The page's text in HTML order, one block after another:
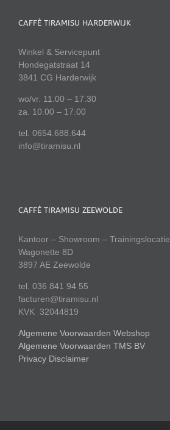
CAFFÈ TIRAMISU HARDERWIJK
Winkel & Servicepunt
Hondegatstraat 14
3841 CG Harderwijk
wo/vr. 11.00 – 17.30
za. 10.00 – 17.00
tel. 0654.688.644
info@tiramisu.nl
CAFFÈ TIRAMISU ZEEWOLDE
Kantoor – Showroom – Trainingslocatie
Wagonette 8D
3897 AE Zeewolde
tel. 036 841 94 55
facturen@tiramisu.nl
KVK 32044819
Algemene Voorwaarden Webshop
Algemene Voorwaarden TMS BV
Privacy Disclaimer